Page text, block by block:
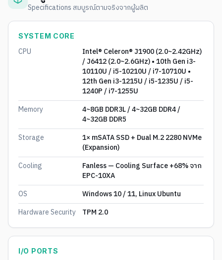
Specifications สมบูรณ์ตามจริงจากผู้ผลิต
SYSTEM CORE
CPU
Intel® Celeron® J1900 (2.0~2.42GHz)
/ J6412 (2.0~2.6GHz) • 10th Gen i3-
10110U / i5-10210U / i7-10710U •
12th Gen i3-1215U / i5-1235U / i5-
1240P / i7-1255U
Memory
4~8GB DDR3L / 4~32GB DDR4 /
4~32GB DDR5
Storage
1× mSATA SSD + Dual M.2 2280 NVMe
(Expansion)
Cooling
Fanless — Cooling Surface +68% จาก
EPC-10XA
OS
Windows 10 / 11, Linux Ubuntu
Hardware Security
TPM 2.0
I/O PORTS